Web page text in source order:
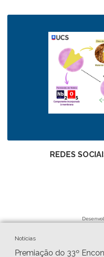
REDES
Notícias
Premiação do 33º